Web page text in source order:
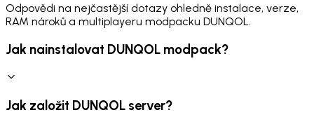
Odpovědi na nejčastější dotazy ohledně instalace, verze,
RAM nároků a multiplayeru modpacku DUNQOL.
Jak nainstalovat DUNQOL modpack?
Jak založit DUNQOL server?